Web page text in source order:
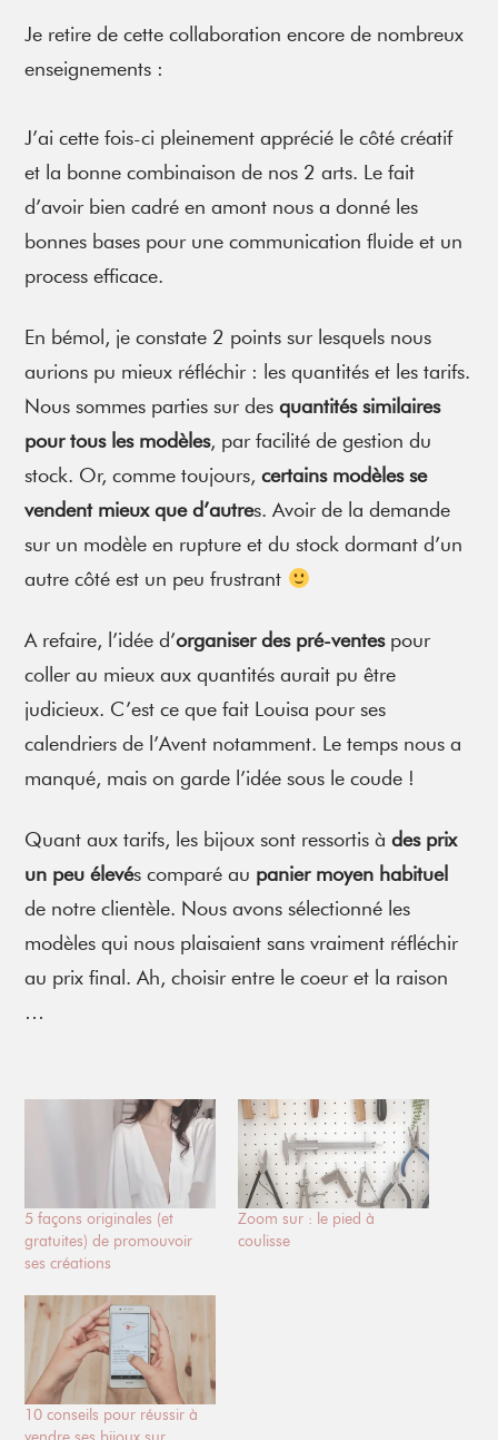
Je retire de cette collaboration encore de nombreux
enseignements :
J’ai cette fois-ci pleinement apprécié le côté créatif
et la bonne combinaison de nos 2 arts. Le fait
d’avoir bien cadré en amont nous a donné les
bonnes bases pour une communication fluide et un
process efficace.
En bémol, je constate 2 points sur lesquels nous
aurions pu mieux réfléchir : les quantités et les tarifs.
Nous sommes parties sur desquantités similaires
pour tous les modèles, par facilité de gestion du
stock. Or, comme toujours,certains modèles se
vendent mieux que d’autres. Avoir de la demande
sur un modèle en rupture et du stock dormant d’un
autre côté est un peu frustrant
A refaire, l’idée d’organiser des pré-ventespour
coller au mieux aux quantités aurait pu être
judicieux. C’est ce que fait Louisa pour ses
calendriers de l’Avent notamment. Le temps nous a
manqué, mais on garde l’idée sous le coude !
Quant aux tarifs, les bijoux sont ressortis àdes prix
un peu élevés comparé au panier moyen habituel
de notre clientèle. Nous avons sélectionné les
modèles qui nous plaisaient sans vraiment réfléchir
au prix final. Ah, choisir entre le coeur et la raison
…
5 façons originales (et
gratuites) de promouvoir
ses créations
Zoom sur : le pied à
coulisse
10 conseils pour réussir à